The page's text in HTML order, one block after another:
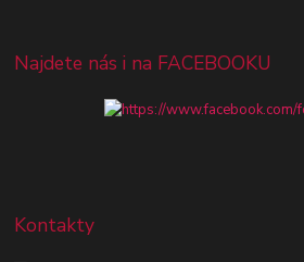
Najdete nás i na FACEBOOKU
Kontakty